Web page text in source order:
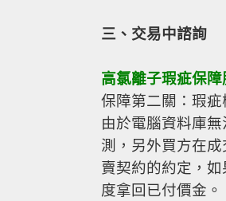
三、交易中諮詢
高氯離子瑕疵保
保障第二關：瑕疵
由於電腦資料庫
測，另外買方在
賣契約的約定，
度拿回已付價金。